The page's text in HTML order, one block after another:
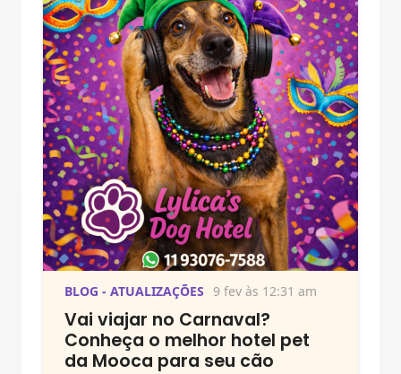
BLOG - ATUALIZAÇÕES 9 fev às 12:31 am
Vai viajar no Carnaval?
Conheça o melhor hotel pet
da Mooca para seu cão